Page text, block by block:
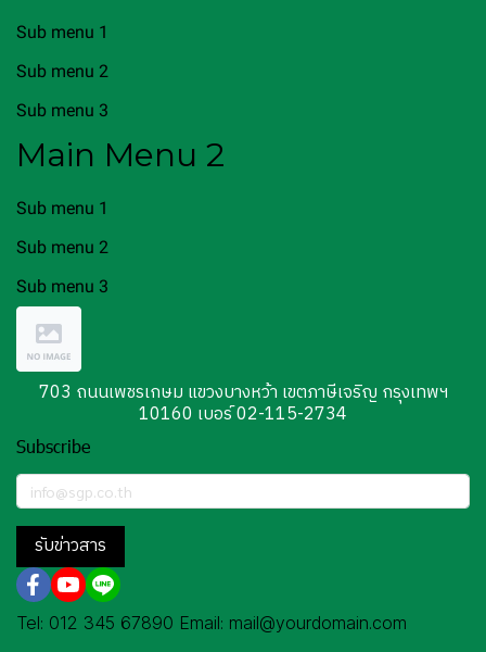
Sub menu 1
Sub menu 2
Sub menu 3
Main Menu 2
Sub menu 1
Sub menu 2
Sub menu 3
703 ถนนเพชรเกษม แขวงบางหว้า เขตภาษีเจริญ กรุงเทพฯ
10160 เบอร์ 02-115-2734
Subscribe
รับข่าวสาร
Tel: 012 345 67890 Email: mail@yourdomain.com